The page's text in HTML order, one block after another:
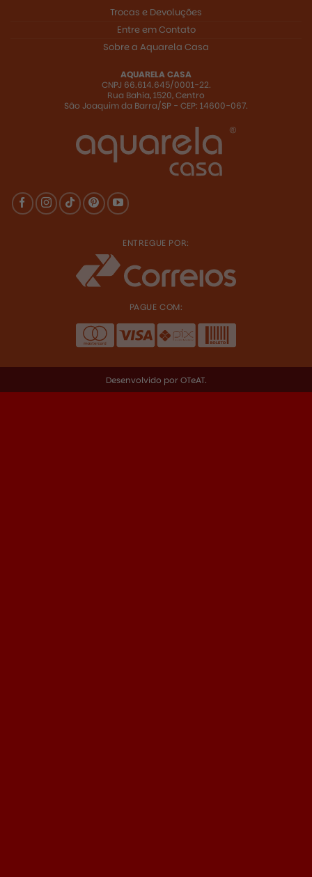
R$247,00
2.894,00
Trocas e Devoluções
Entre em Contato
Sobre a Aquarela Casa
AQUARELA CASA
CNPJ 66.614.645/0001-22.
Rua Bahia, 1520, Centro
São Joaquim da Barra/SP - CEP: 14600-067.
ENTREGUE POR:
PAGUE COM:
Desenvolvido por OTeAT.